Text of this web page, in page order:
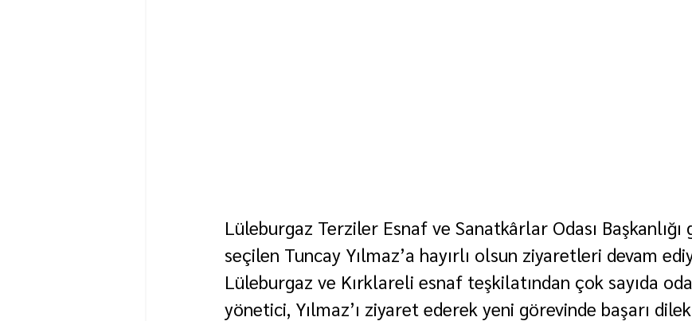
Lüleburgaz Terziler Esnaf ve Sanatkârlar Odası Başkanlığı
seçilen Tuncay Yılmaz’a hayırlı olsun ziyaretleri devam
Lüleburgaz ve Kırklareli esnaf teşkilatından çok sayıda
yönetici, Yılmaz’ı ziyaret ederek yeni görevinde başarı